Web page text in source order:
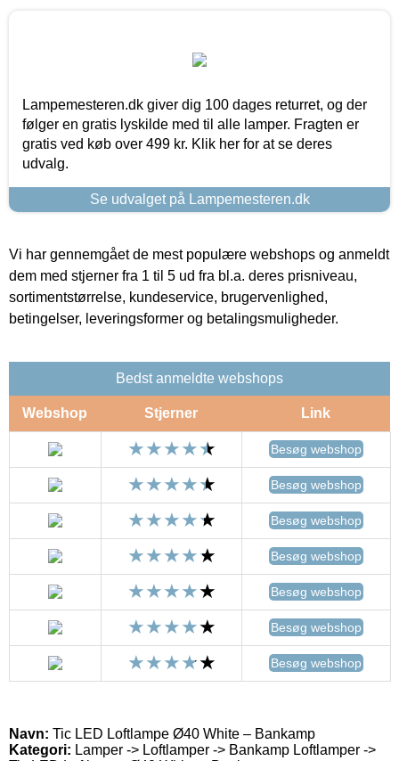
Lampemesteren.dk giver dig 100 dages returret, og der
følger en gratis lyskilde med til alle lamper. Fragten er
gratis ved køb over 499 kr. Klik her for at se deres
udvalg.
Se udvalget på Lampemesteren.dk
Vi har gennemgået de mest populære webshops og anmeldt
dem med stjerner fra 1 til 5 ud fra bl.a. deres prisniveau,
sortimentstørrelse, kundeservice, brugervenlighed,
betingelser, leveringsformer og betalingsmuligheder.
Bedst anmeldte webshops
Webshop Stjerner Link
Besøg webshop
Besøg webshop
Besøg webshop
Besøg webshop
Besøg webshop
Besøg webshop
Besøg webshop
Navn: Tic LED Loftlampe Ø40 White – Bankamp
Kategori: Lamper -> Loftlamper -> Bankamp Loftlamper ->